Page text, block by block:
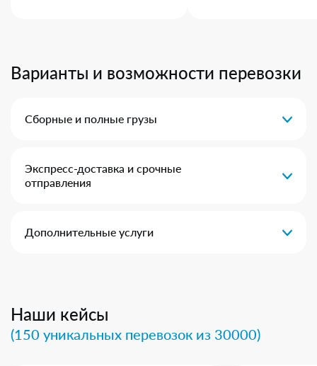
Варианты и возможности перевозки
Сборные и полные грузы
Экспресс-доставка и срочные
отправления
Дополнительные услуги
Наши кейсы
(150 уникальных перевозок из 30000)